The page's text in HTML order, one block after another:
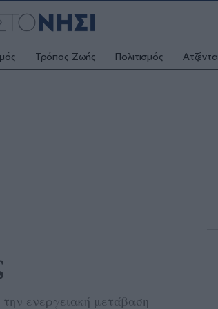
Τρόπος Ζωής Πολιτισμός Ατζέντα
ενεργειακή μετάβαση